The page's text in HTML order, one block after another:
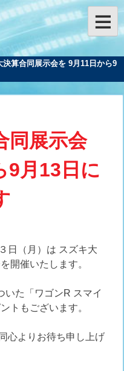
決算合同展示会を 9月11日から9
同展示会
9月13日に
日（月）は スズキ大
開催いたします。
いた「ワゴンR スマイ
トもございます。
心よりお待ち申し上げ